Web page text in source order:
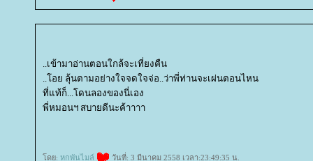
..เข้ามาอ่านตอนใกล้จะเที่ยงคืน
..โอย ลุ้นตามอย่างใจจดใจจ่อ..ว่าพี่ท่านจะเผ่นตอนไหน
ที่แท้ก็...โดนลองของนี่เอง
พี่หมอนฯ สบายดีนะค้าาาา
ดย: หกพันไมล์ วันที่: 3 มีนาคม 2558 เวลา:23:49:35 น.